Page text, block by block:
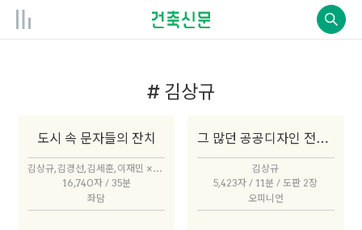
# 김상규
도시 속 문자들의 잔치
김상규, 김경선, 김세훈, 이재민 × 박성태
16,740자 / 35분
좌담
그 많던 공공디자인 전도사는 어디로 갔을까?
김상규
5,423자 / 11분 / 도판 2장
오피니언